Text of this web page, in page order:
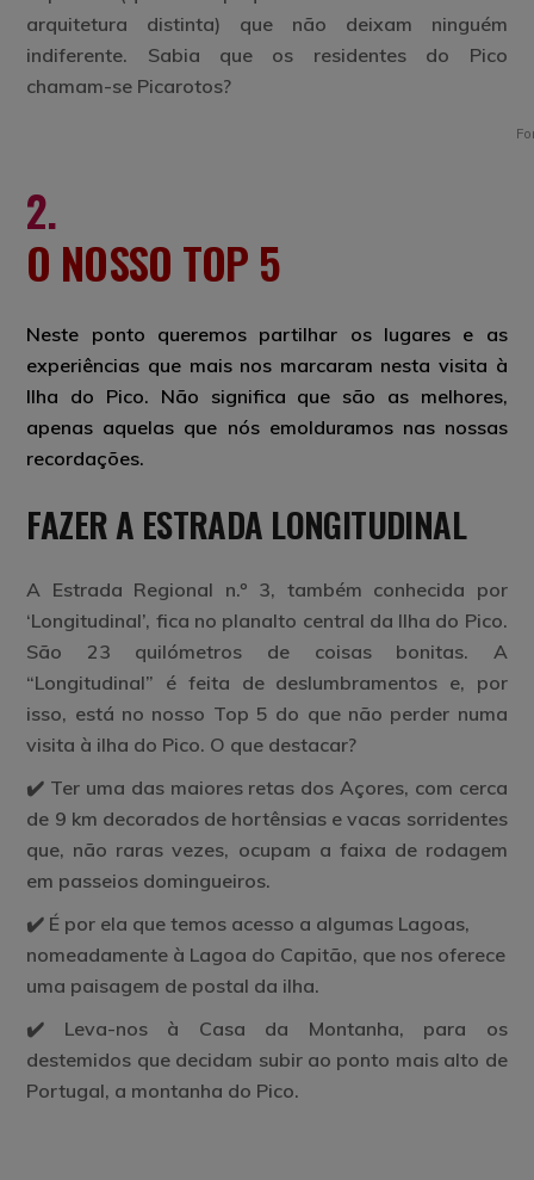
arquitetura distinta) que não deixam ninguém
indiferente. Sabia que os residentes do Pico
chamam-se Picarotos?
2.
O NOSSO TOP 5
Neste ponto queremos partilhar os lugares e as
experiências que mais nos marcaram nesta visita à
Ilha do Pico. Não significa que são as melhores,
apenas aquelas que nós emolduramos nas nossas
recordações.
FAZER A ESTRADA LONGITUDINAL
A Estrada Regional n.º 3, também conhecida por
‘Longitudinal’, fica no planalto central da Ilha do Pico.
São 23 quilómetros de coisas bonitas. A
“Longitudinal” é feita de deslumbramentos e, por
isso, está no nosso Top 5 do que não perder numa
visita à ilha do Pico. O que destacar?
✔️ Ter uma das maiores retas dos Açores, com cerca
de 9 km decorados de hortênsias e vacas sorridentes
que, não raras vezes, ocupam a faixa de rodagem
em passeios domingueiros.
✔️ É por ela que temos acesso a algumas Lagoas,
nomeadamente à Lagoa do Capitão, que nos oferece
uma paisagem de postal da ilha.
✔️ Leva-nos à Casa da Montanha, para os
destemidos que decidam subir ao ponto mais alto de
Portugal, a montanha do Pico.